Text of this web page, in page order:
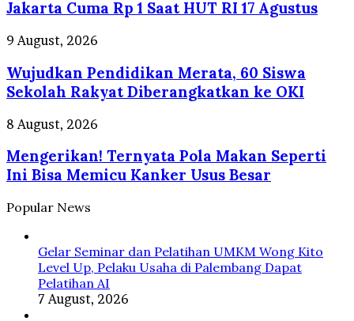
TransJ,
MRT,
dan
Jakarta
Cuma
Rp
Saat
RI
17
Jakarta Cuma Rp 1 Saat HUT RI 17 Agustus
Wujudkan
Merata,
60
Siswa
Sekolah
Rakyat
Diberangkatkan
ke
OKI
9 August, 2026
Wujudkan Pendidikan Merata, 60 Siswa
Sekolah Rakyat Diberangkatkan ke OKI
Mengerikan!
Pola
Makan
Seperti
Ini
Bisa
Memicu
Kanker
Besar
8 August, 2026
Mengerikan! Ternyata Pola Makan Seperti
Ini Bisa Memicu Kanker Usus Besar
Popular News
Gelar Seminar dan Pelatihan UMKM Wong Kito
Level Up, Pelaku Usaha di Palembang Dapat
Pelatihan AI
7 August, 2026